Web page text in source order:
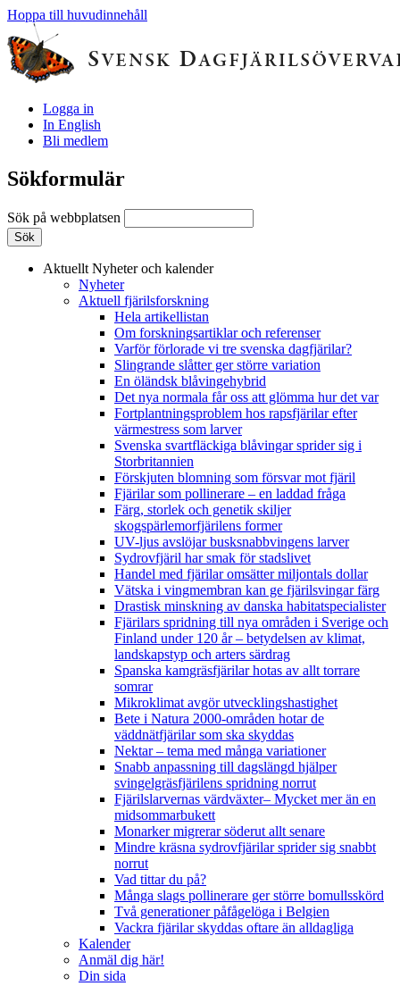
Hoppa till huvudinnehåll
Logga in
In English
Bli medlem
Sökformulär
Sök på webbplatsen
Aktuellt Nyheter och kalender
Nyheter
Aktuell fjärilsforskning
Hela artikellistan
Om forskningsartiklar och referenser
Varför förlorade vi tre svenska dagfjärilar?
Slingrande slåtter ger större variation
En öländsk blåvingehybrid
Det nya normala får oss att glömma hur det var
Fortplantningsproblem hos rapsfjärilar efter
värmestress som larver
Svenska svartfläckiga blåvingar sprider sig i
Storbritannien
Förskjuten blomning som försvar mot fjäril
Fjärilar som pollinerare – en laddad fråga
Färg, storlek och genetik skiljer
skogspärlemorfjärilens former
UV-ljus avslöjar busksnabbvingens larver
Sydrovfjäril har smak för stadslivet
Handel med fjärilar omsätter miljontals dollar
Vätska i vingmembran kan ge fjärilsvingar färg
Drastisk minskning av danska habitatspecialister
Fjärilars spridning till nya områden i Sverige och
Finland under 120 år– betydelsen av klimat,
landskapstyp och arters särdrag
Spanska kamgräsfjärilar hotas av allt torrare
somrar
Mikroklimat avgör utvecklingshastighet
Bete i Natura 2000-områden hotar de
väddnätfjärilar som ska skyddas
Nektar – tema med många variationer
Snabb anpassning till dagslängd hjälper
svingelgräsfjärilens spridning norrut
Fjärilslarvernas värdväxter– Mycket mer än en
midsommarbukett
Monarker migrerar söderut allt senare
Mindre kräsna sydrovfjärilar sprider sig snabbt
norrut
Vad tittar du på?
Många slags pollinerare ger större bomullsskörd
Två generationer påfågelöga i Belgien
Vackra fjärilar skyddas oftare än alldagliga
Kalender
Anmäl dig här!
Din sida